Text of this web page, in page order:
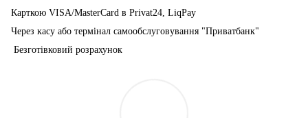
Карткою VISA/MasterCard в Рrivat24, LiqPay
Через касу або термінал самообслуговування "Приватбанк"
Безготівковий розрахунок